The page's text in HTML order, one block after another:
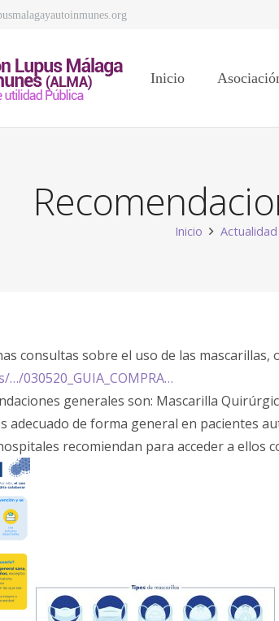
Inicio
Inicio Actualidad
consultas sobre el uso de las
030520_GUIA_COMPRA…
generales son: Mascarilla
adecuado de forma general en pacientes
recomiendan para acceder a ellos